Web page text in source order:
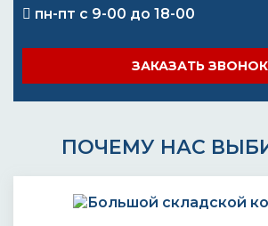
пн-пт с 9-00 до 18-00
ЗАКАЗАТЬ ЗВОНОК
ПОЧЕМУ НАС